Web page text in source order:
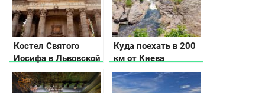
Костел Святого
Иосифа в Львовской
области
Куда поехать в 200
км от Киева